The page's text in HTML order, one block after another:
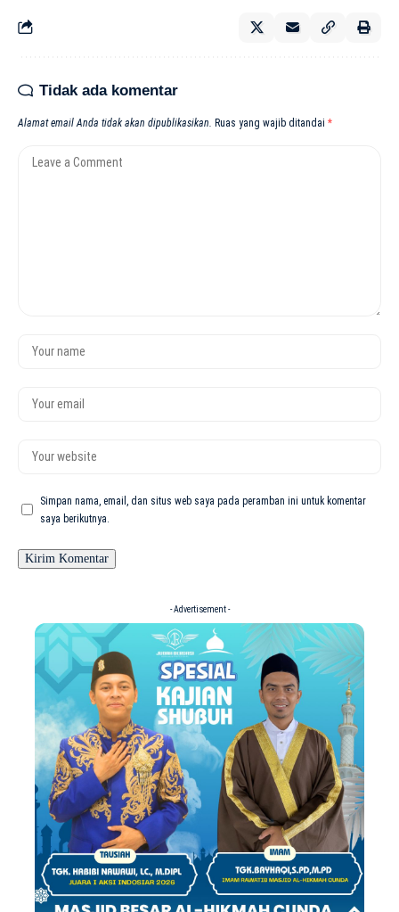
Tidak ada komentar
Alamat email Anda tidak akan dipublikasikan. Ruas yang wajib ditandai *
Simpan nama, email, dan situs web saya pada peramban ini untuk komentar
saya berikutnya.
- Advertisement -